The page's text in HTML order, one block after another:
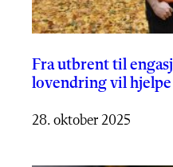
Fra utbrent til
lovendring vil hjelpe
28. oktober 2025